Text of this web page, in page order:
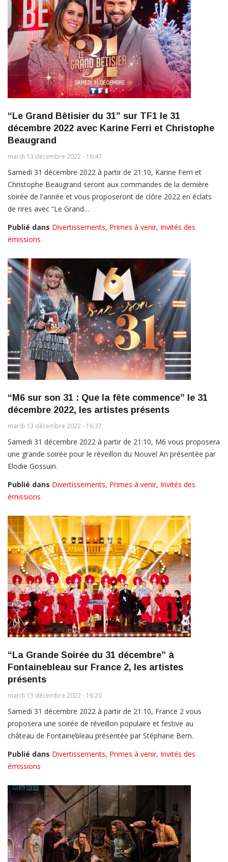
“Le Grand Bêtisier du 31” sur TF1 le 31
décembre 2022 avec Karine Ferri et Christophe
Beaugrand
mardi 13 décembre 2022 - 16:47
Samedi 31 décembre 2022 à partir de 21:10, Karine Ferri et
Christophe Beaugrand seront aux commandes de la dernière
soirée de l'année et vous proposeront de clôre 2022 en éclats
de rires avec “Le Grand…
Publié dans Divertissements, Primes à venir, Invités des
émissions
“M6 sur son 31 : Que la fête commence” le 31
décembre 2022, les artistes présents
mardi 13 décembre 2022 - 16:37
Samedi 31 décembre 2022 à partir de 21:10, M6 vous proposera
une grande soirée pour le réveillon du Nouvel An présentée par
Elodie Gossuin.
Publié dans Divertissements, Primes à venir, Invités des
émissions
“La Grande Soirée du 31 décembre” à
Fontainebleau sur France 2, les artistes
présents
mardi 13 décembre 2022 - 16:20
Samedi 31 décembre 2022 à partir de 21:10, France 2 vous
proposera une soirée de réveillon populaire et festive au
château de Fontainebleau présentée par Stéphane Bern.
Publié dans Divertissements, Primes à venir, Invités des
émissions